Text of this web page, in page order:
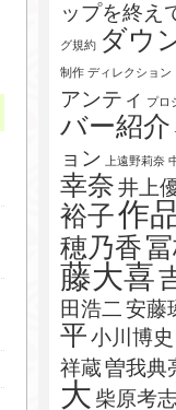
ップを終え
グ規約 ダウ
制作 ディレクション
アンティ
プロ
バー紹介
ョン
上遠野莉奈
幸奈井上
裕子作
穂乃香
藤大喜
田浩二安藤
平小川博史
祥蔵曽我典
大 柴原考